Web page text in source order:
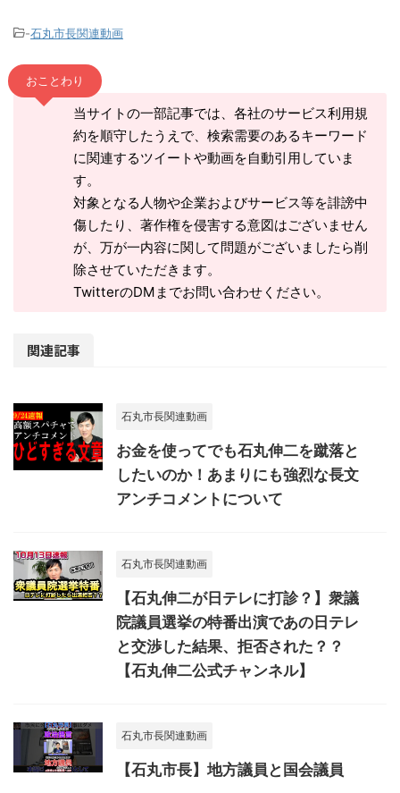
-石丸市長関連動画
おことわり
当サイトの一部記事では、各社のサービス利用規
約を順守したうえで、検索需要のあるキーワード
に関連するツイートや動画を自動引用していま
す。
対象となる人物や企業およびサービス等を誹謗中
傷したり、著作権を侵害する意図はございません
が、万が一内容に関して問題がございましたら削
除させていただきます。
TwitterのDMまでお問い合わせください。
関連記事
石丸市長関連動画
お金を使ってでも石丸伸二を蹴落と
したいのか！あまりにも強烈な長文
アンチコメントについて
石丸市長関連動画
【石丸伸二が日テレに打診？】衆議
院議員選挙の特番出演であの日テレ
と交渉した結果、拒否された？？
【石丸伸二公式チャンネル】
石丸市長関連動画
【石丸市長】地方議員と国会議員